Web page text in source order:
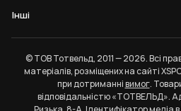
Інші
© ТОВ Тотвельд, 2011 — 2026. Всі
матеріалів, розміщених на сайті
при дотриманнівимог.
відповідальністю «ТОТВЕЛЬД».